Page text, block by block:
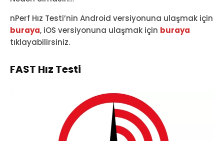
nPerf Hız Testi’nin Android versiyonuna ulaşmak için
buraya, iOS versiyonuna ulaşmak için buraya
tıklayabilirsiniz.
FAST Hız Testi